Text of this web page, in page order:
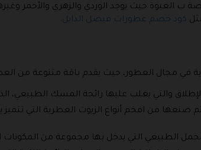
ب العبوة حيث يوجد الوردي والزهري والأحمر
كود خصم عطورات فيصل الدايل.
في مجال العطور، حيث يقدم باقة متنوعة من
والتي يغلب عليها رائحة المسك الطبيعي،
صنعها من افخم أنواع الزيوت العطرية التي
الطبيعي التي يدخل بها مجموعة من